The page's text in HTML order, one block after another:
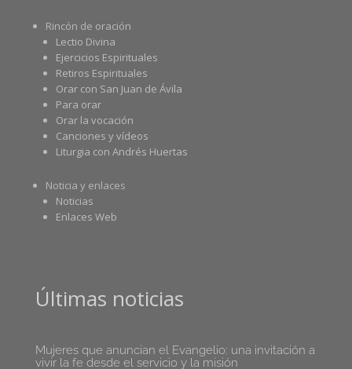
Rincón de oración
Lectio Divina
Ejercicios Espirituales
Retiros Espirituales
Orar con San Juan de Ávila
Para orar
Orar la vocación
Canciones y vídeos
Liturgia con Andrés Huertas
Noticia y enlaces
Noticias
Enlaces Web
Últimas noticias
Mujeres que anuncian el Evangelio: una invitación a
vivir la fe desde el servicio y la misión